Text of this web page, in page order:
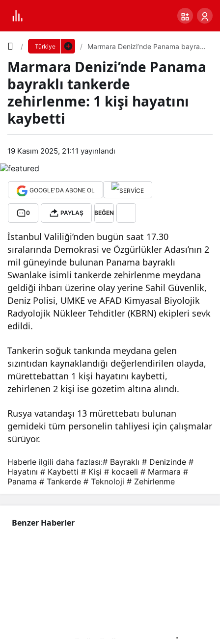
Türkiye
Marmara Denizi’nde Panama bayraklı
kaybetti
Marmara Denizi’nde Panama
bayraklı tankerde
zehirlenme: 1 kişi hayatını
kaybetti
19 Kasım 2025, 21:11 yayınlandı
GOOGLE'DA ABONE OL
0 PAYLAŞ BEĞEN
İstanbul Valiliği’nden bugün saat 17.30
sıralarında Demokrasi ve Özgürlükler Adası’nın 2
mil güneyinde bulunan Panama bayraklı
Swanlake isimli tankerde zehirlenme meydana
geldiği ihbarı üzerine olay yerine Sahil Güvenlik,
Deniz Polisi, UMKE ve AFAD Kimyasal Biyolojik
Radyolojik Nükleer Tehditler (KBRN) ekipleri sevk
edildi.
Tankerin soğuk tankında meydana gelen
sızıntıdan kaynaklandığı değerlendirilen olayda,
mürettebattan 1 kişi hayatını kaybetti,
zehirlenen 2 kişi ise gözetim altına alındı.
Rusya vatandaşı 13 mürettebatı bulunan
gemideki tüm personelin tahliyesi için çalışmalar
sürüyor.
Mar
mar
a
Den
izi’n
de
Pan
ama
bayr
tank
zehi
me:
Yazı
Boyutunu
Ayarla
Küçük 100% Dev
Varsayılana
dön
Haberle ilgili daha fazlası:# Bayraklı # Denizinde #
Hayatını # Kaybetti # Kişi # kocaeli # Marmara #
Panama # Tankerde # Teknoloji # Zehirlenme
Benzer Haberler